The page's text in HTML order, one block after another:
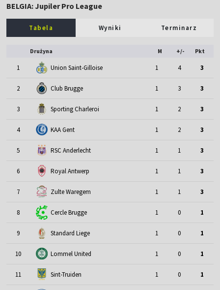
BELGIA: Jupiler Pro League
Tabela Wyniki Terminarz
Drużyna M +/- Pkt
1 Union Saint-Gilloise 1 4 3
2 Club Brugge 1 3 3
3 Sporting Charleroi 1 2 3
4 KAA Gent 1 2 3
5 RSC Anderlecht 1 1 3
6 Royal Antwerp 1 1 3
7 Zulte Waregem 1 1 3
8 Cercle Brugge 1 0 1
9 Standard Liege 1 0 1
10 Lommel United 1 0 1
11 Sint-Truiden 1 0 1